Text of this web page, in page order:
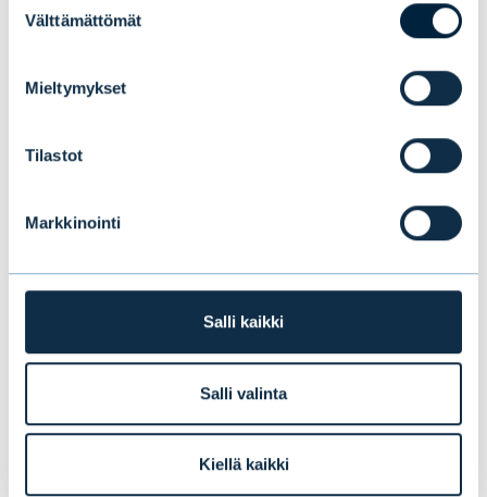
valinta
Välttämättömät
Mieltymykset
Tilastot
Markkinointi
Salli kaikki
Salli valinta
Kiellä kaikki
Mitä yksityisasiakkaat odottavat nyt